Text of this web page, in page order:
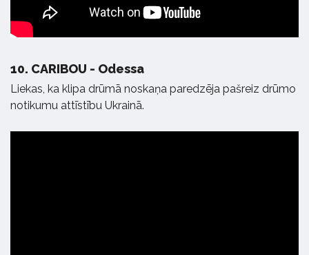
10. CARIBOU - Odessa
Liekas, ka klipa drūmā noskaņa paredzēja pašreiz drūmo
notikumu attīstību Ukrainā.